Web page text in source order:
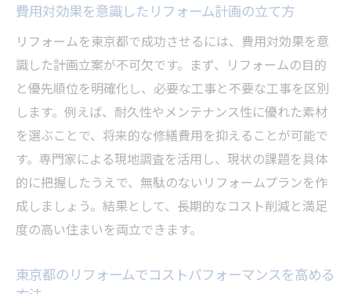
費用対効果を意識したリフォーム計画の立て方
リフォームを東京都で成功させるには、費用対効果を意
識した計画立案が不可欠です。まず、リフォームの目的
と優先順位を明確化し、必要な工事と不要な工事を区別
します。例えば、耐久性やメンテナンス性に優れた素材
を選ぶことで、将来的な修繕費用を抑えることが可能で
す。専門家による現地調査を活用し、現状の課題を具体
的に把握したうえで、無駄のないリフォームプランを作
成しましょう。結果として、長期的なコスト削減と満足
度の高い住まいを両立できます。
東京都のリフォームでコストパフォーマンスを高める